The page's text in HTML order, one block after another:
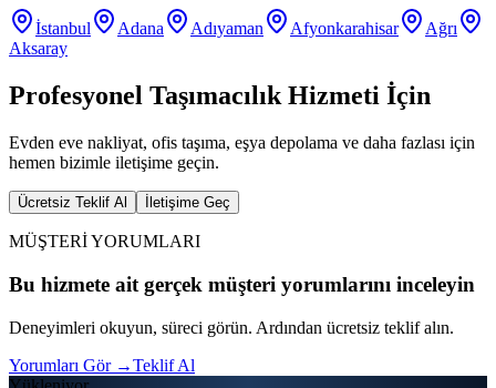
İstanbul Adana Adıyaman Afyonkarahisar
Ağrı
Aksaray
Profesyonel Taşımacılık Hizmeti İçin
Evden eve nakliyat, ofis taşıma, eşya depolama ve daha fazlası için
hemen bizimle iletişime geçin.
Ücretsiz Teklif Al İletişime Geç
MÜŞTERİ YORUMLARI
Bu hizmete ait gerçek müşteri yorumlarını inceleyin
Deneyimleri okuyun, süreci görün. Ardından ücretsiz teklif alın.
Yorumları Gör →Teklif Al